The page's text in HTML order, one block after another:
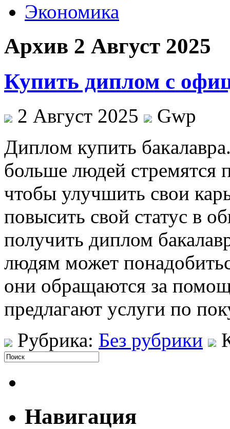
Экономика
Архив 2 Август 2025
Купить диплом с
2 Август 2025
Gwp
Диплoм купить
больше людей стремятся
чтобы улучшить свои
повысить свой статус в
получить диплом
людям может
они обращаются за
предлагают услуги по
Рубрика: Без рубрики
Навигация